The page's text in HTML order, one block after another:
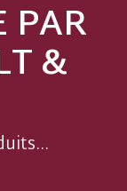
PAR
&